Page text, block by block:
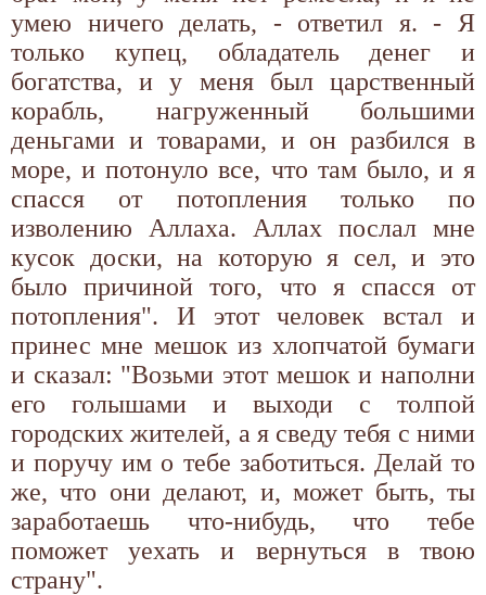
умею ничего делать, - ответил я. - Я
только купец, обладатель денег и
богатства, и у меня был царственный
корабль, нагруженный большими
деньгами и товарами, и он разбился в
море, и потонуло все, что там было, и я
спасся от потопления только по
изволению Аллаха. Аллах послал мне
кусок доски, на которую я сел, и это
было причиной того, что я спасся от
потопления". И этот человек встал и
принес мне мешок из хлопчатой бумаги
и сказал: "Возьми этот мешок и наполни
его голышами и выходи с толпой
городских жителей, а я сведу тебя с ними
и поручу им о тебе заботиться. Делай то
же, что они делают, и, может быть, ты
заработаешь что-нибудь, что тебе
поможет уехать и вернуться в твою
страну".